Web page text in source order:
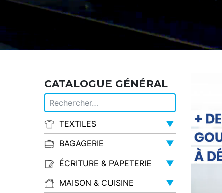
CATALOGUE GÉNÉRAL
TEXTILES
▼
BAGAGERIE
▼
ÉCRITURE & PAPETERIE
▼
MAISON & CUISINE
▼